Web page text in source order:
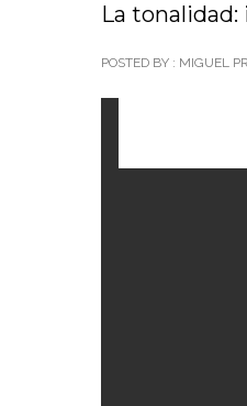
La
POSTED BY : MIGUEL